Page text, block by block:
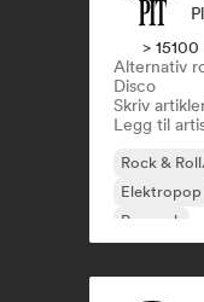
>
Alternativ
Disco
Skriv
Legg til
Rock &
Elektropop
Poprock